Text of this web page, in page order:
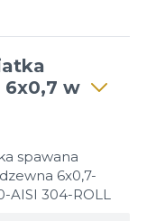
6x0,7 w
spawana
6x0,7-
AISI 304-ROLL